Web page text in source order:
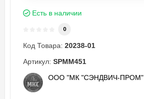
Есть в наличии
0
Код Товара: 20238-01
Артикул: SPMM451
ООО "МК "СЭНДВИЧ-ПРОМ"